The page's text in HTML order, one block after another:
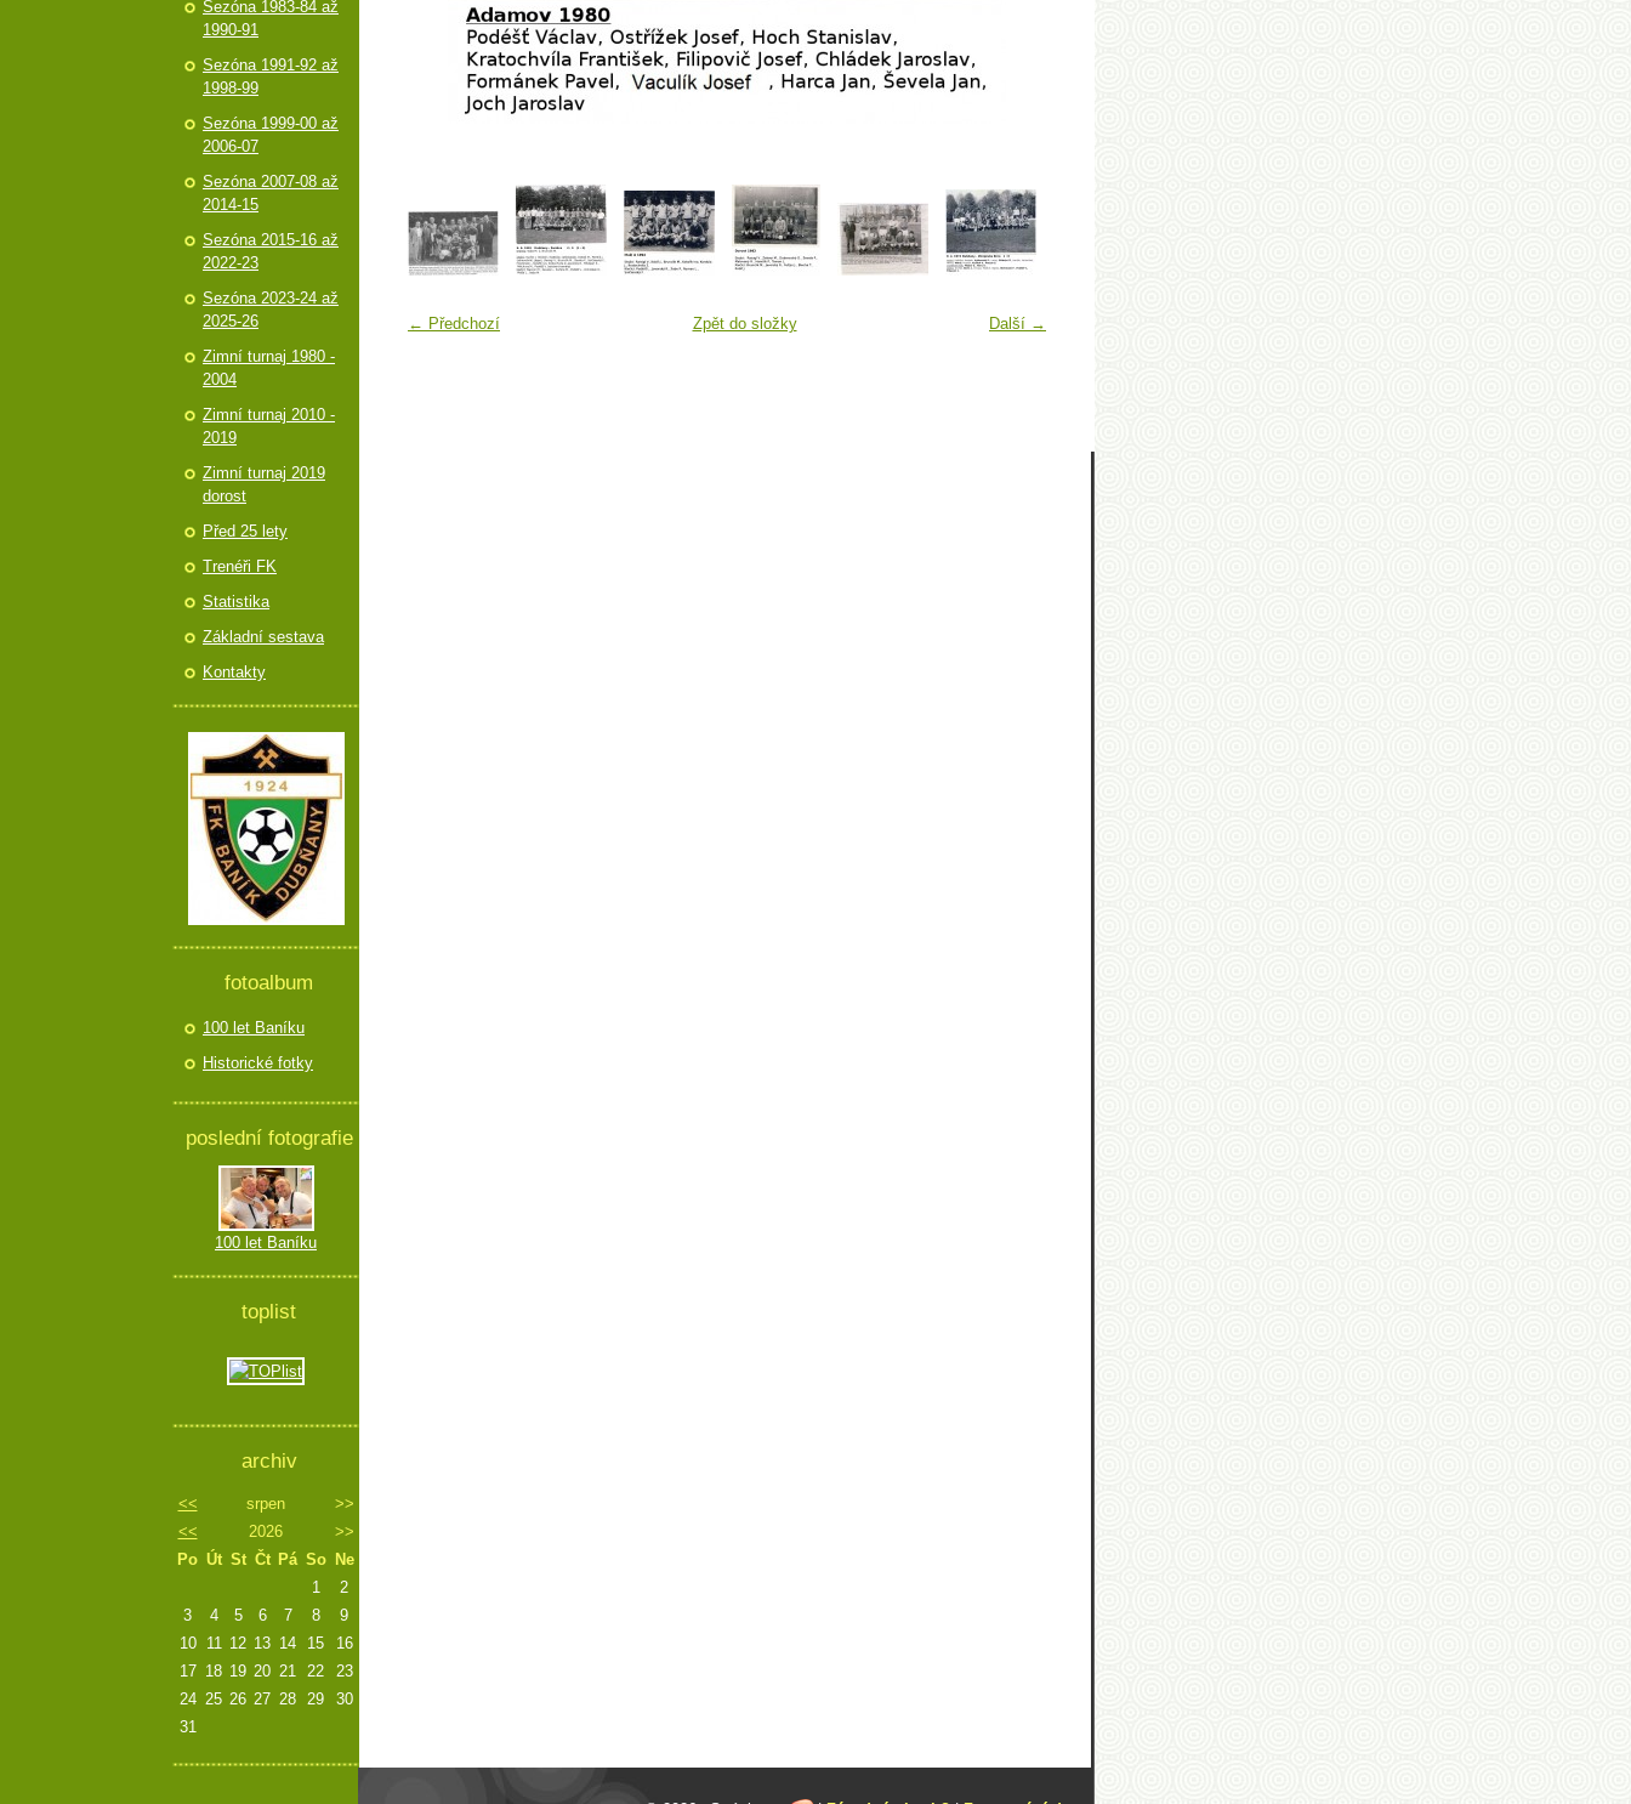
← Předchozí Další →
Zpět do složky
Sezóna 1983-84 až
1990-91
Sezóna 1991-92 až
1998-99
Sezóna 1999-00 až
2006-07
Sezóna 2007-08 až
2014-15
Sezóna 2015-16 až
2022-23
Sezóna 2023-24 až
2025-26
Zimní turnaj 1980 -
2004
Zimní turnaj 2010 -
2019
Zimní turnaj 2019
dorost
Před 25 lety
Trenéři FK
Statistika
Základní sestava
Kontakty
fotoalbum
100 let Baníku
Historické fotky
poslední fotografie
100 let Baníku
toplist
archiv
<< srpen
>>
<<
2026
>>
Po Út St Čt Pá So
Ne
1
2
3
4 5 6 7 8
9
10
11 12 13 14 15
16
17 18 19 20 21 22
23
24 25 26 27 28 29
30
31